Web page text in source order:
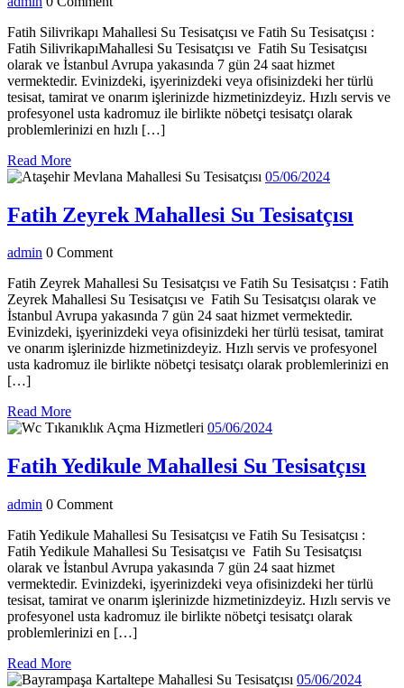
Fatih Silivrikapı Mahallesi Su Tesisatçısı ve Fatih Su Tesisatçısı :
Fatih SilivrikapıMahallesi Su Tesisatçısı ve Fatih Su Tesisatçısı
olarak ve İstanbul Avrupa yakasında 7 gün 24 saat hizmet
vermektedir. Evinizdeki, işyerinizdeki veya ofisinizdeki her türlü
tesisat, tamirat ve onarım işlerinizde hizmetinizdeyiz. Hızlı servis ve
profesyonel usta kadromuz ile birlikte nöbetçi tesisatçı olarak
problemlerinizi en hızlı […]
Read MoreRead
More
05/06/202405/06/2024
Fatih Zeyrek Mahallesi Su Tesisatçısı
Su
admin admin
0 Comment
Fatih Zeyrek Mahallesi Su Tesisatçısı ve Fatih Su Tesisatçısı : Fatih
Zeyrek Mahallesi Su Tesisatçısı ve Fatih Su Tesisatçısı olarak ve
İstanbul Avrupa yakasında 7 gün 24 saat hizmet vermektedir.
Evinizdeki, işyerinizdeki veya ofisinizdeki her türlü tesisat, tamirat
ve onarım işlerinizde hizmetinizdeyiz. Hızlı servis ve profesyonel
usta kadromuz ile birlikte nöbetçi tesisatçı olarak problemlerinizi en
[…]
Read MoreRead
More
05/06/202405/06/2024
Fatih Yedikule Mahallesi Su Tesisatçısı
admin admin
0 Comment
Fatih Yedikule Mahallesi Su Tesisatçısı ve Fatih Su Tesisatçısı :
Fatih Yedikule Mahallesi Su Tesisatçısı ve Fatih Su Tesisatçısı
olarak ve İstanbul Avrupa yakasında 7 gün 24 saat hizmet
vermektedir. Evinizdeki, işyerinizdeki veya ofisinizdeki her türlü
tesisat, tamirat ve onarım işlerinizde hizmetinizdeyiz. Hızlı servis ve
profesyonel usta kadromuz ile birlikte nöbetçi tesisatçı olarak
problemlerinizi en […]
Read MoreRead
More
05/06/202405/06/